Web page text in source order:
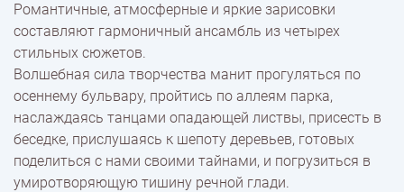
Доставка
Оплата
Романтичные, атмосферные и яркие зарисовки
составляют гармоничный ансамбль из четырех
стильных сюжетов.
Волшебная сила творчества манит прогуляться по
осеннему бульвару, пройтись по аллеям парка,
наслаждаясь танцами опадающей листвы, присесть в
беседке, прислушаясь к шепоту деревьев, готовых
поделиться с нами своими тайнами, и погрузиться в
умиротворяющую тишину речной глади.